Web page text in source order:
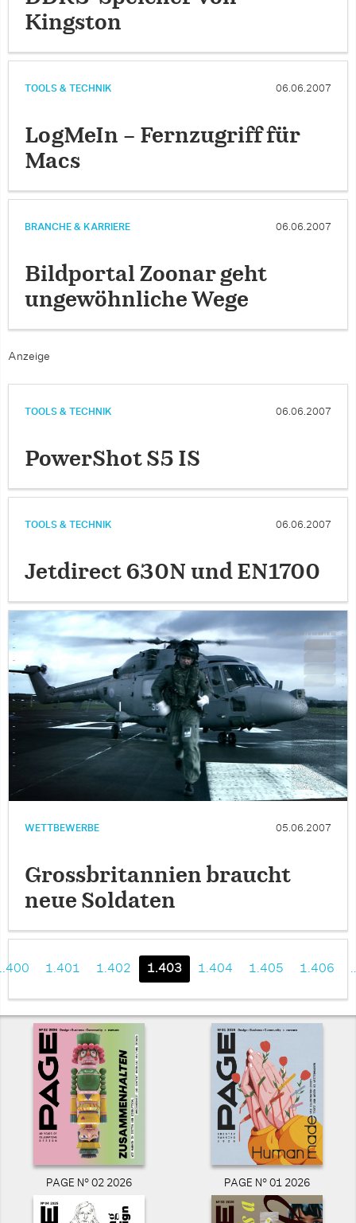
Kingston
TOOLS & TECHNIK 06.06.2007
LogMeIn – Fernzugriff für
Macs
BRANCHE & KARRIERE 06.06.2007
Bildportal Zoonar geht
ungewöhnliche Wege
Anzeige
TOOLS & TECHNIK 06.06.2007
PowerShot S5 IS
TOOLS & TECHNIK 06.06.2007
Jetdirect 630N und EN1700
WETTBEWERBE 05.06.2007
Grossbritannien braucht
neue Soldaten
1.401 1.402 1.403 1.404 1.405 1.406
PAGE N° 02 2026 PAGE N° 01 2026